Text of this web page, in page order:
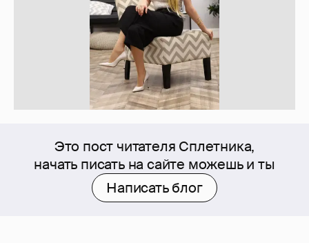
Это пост читателя Сплетника,
начать писать на сайте можешь и ты
Написать блог